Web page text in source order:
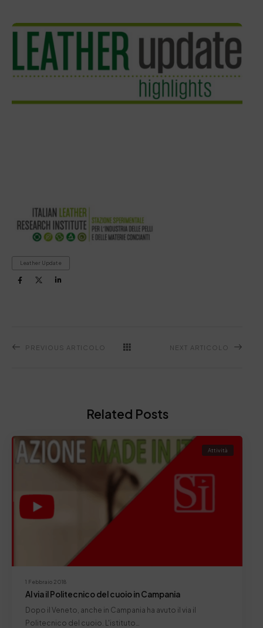
Leather Update
PREVIOUS ARTICOLO NEXT ARTICOLO
Related Posts
1 Febbraio 2018
Attività
Al via il Politecnico del cuoio in Campania
Dopo il Veneto, anche in Campania ha avuto il via il
Politecnico del cuoio. L'istituto…